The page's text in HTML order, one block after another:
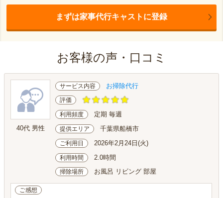
まずは家事代行キャストに登録
お客様の声・口コミ
40代 男性
サービス内容 お掃除代行
評価
利用頻度 定期 毎週
提供エリア 千葉県船橋市
ご利用日 2026年2月24日(火)
利用時間 2.0時間
掃除場所 お風呂 リビング 部屋
ご感想